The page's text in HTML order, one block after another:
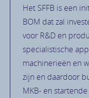
Het SFFB is een
BOM dat zal
voor R&D en
specialistische
machinerieën en
zijn en daardoor
MKB- en